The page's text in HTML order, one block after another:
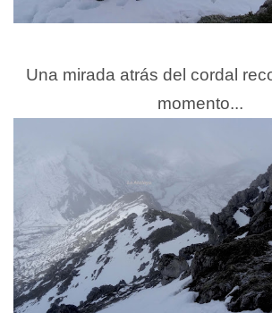
Una mirada atrás del cordal
momento...